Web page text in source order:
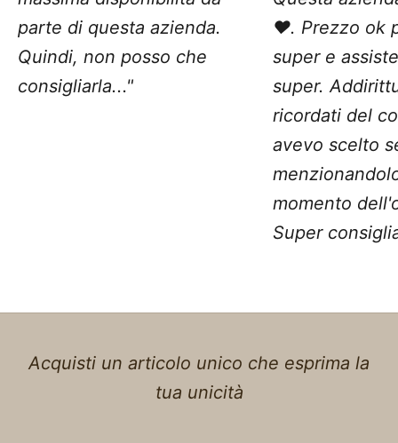
parte di questa azienda.
Quindi, non posso che
consigliarla..."
❤️. Prezzo ok
super e
super.
ricordati del
avevo scelto
momento
Super
Acquisti un articolo unico che esprima la
tua unicità